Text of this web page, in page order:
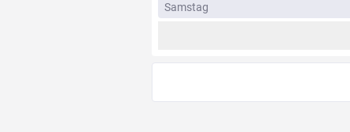
Samstag